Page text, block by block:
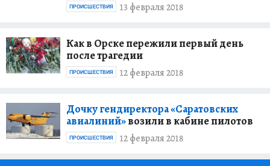
13 февраля 2018
ПРОИСШЕСТВИЯ
Как в Орске пережили первый день
после трагедии
12 февраля 2018
ПРОИСШЕСТВИЯ
Дочку гендиректора «Саратовских
авиалиний»возили в кабине пилотов
12 февраля 2018
ПРОИСШЕСТВИЯ